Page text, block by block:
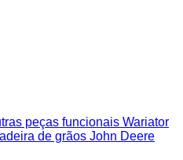
peças funcionais Wariator
de grãos John Deere